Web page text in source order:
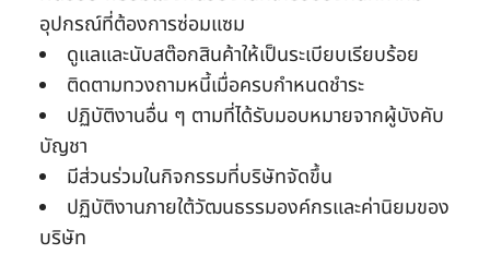
อุปกรณ์ที่ต้องการซ่อมแซม
ดูแลและนับสต๊อกสินค้าให้เป็นระเบียบเรียบร้อย
ติดตามทวงถามหนี้เมื่อครบกำหนดชำระ
ปฏิบัติงานอื่น ๆ ตามที่ได้รับมอบหมายจากผู้บังคับ
บัญชา
มีส่วนร่วมในกิจกรรมที่บริษัทจัดขึ้น
ปฏิบัติงานภายใต้วัฒนธรรมองค์กรและค่านิยมของ
บริษัท